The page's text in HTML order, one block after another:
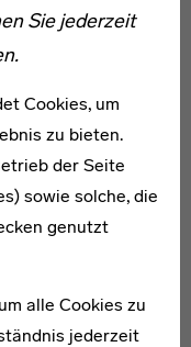
Sie jederzeit
Cookies, um
zu bieten.
der Seite
sowie solche, die
genutzt
alle Cookies zu
jederzeit